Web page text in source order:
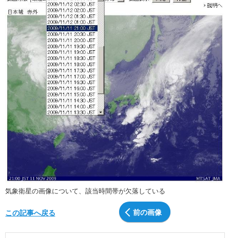
気象衛星の画像について、該当時間帯が欠落している
前の画像
この記事へ戻る